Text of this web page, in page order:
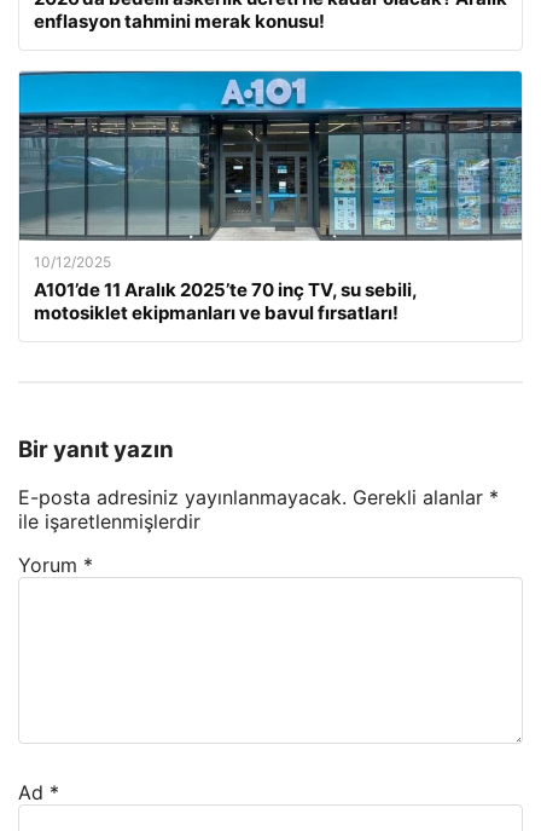
enflasyon tahmini merak konusu!
10/12/2025
A101’de 11 Aralık 2025’te 70 inç TV, su sebili,
motosiklet ekipmanları ve bavul fırsatları!
Bir yanıt yazın
E-posta adresiniz yayınlanmayacak. Gerekli alanlar *
ile işaretlenmişlerdir
Yorum *
Ad *